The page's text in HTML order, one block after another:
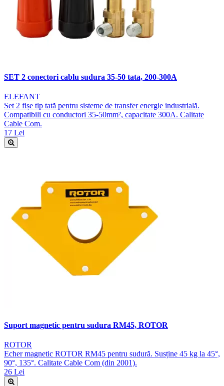
SET 2 conectori cablu sudura 35-50 tata, 200-300A
ELEFANT
Set 2 fișe tip tată pentru sisteme de transfer energie industrială.
Compatibili cu conductori 35-50mm², capacitate 300A. Calitate
Cable Com.
17 Lei
Suport magnetic pentru sudura RM45, ROTOR
ROTOR
Echer magnetic ROTOR RM45 pentru sudură. Susține 45 kg la 45°,
90°, 135°. Calitate Cable Com (din 2001).
26 Lei